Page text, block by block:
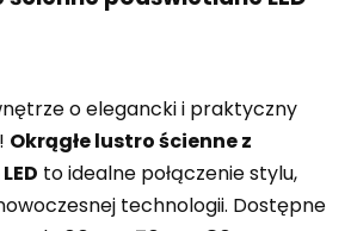
o elegancki i praktyczny
Okrągłe lustro ścienne z
to idealne połączenie stylu,
technologii. Dostępne